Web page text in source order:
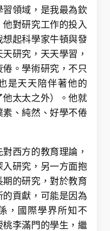
領域，是我最為欽
對研究工作的投入
起科學家牛頓與發
研究，天天學習，
。學術研究，不只
是天天陪伴著他的
他太太之外）。他就
、純然、好學不倦
西方的教育理論，
研究，另一方面抱
的研究，對於教育
貢獻，可能是因為
，國際學界所知不
李滿門的學生，繼